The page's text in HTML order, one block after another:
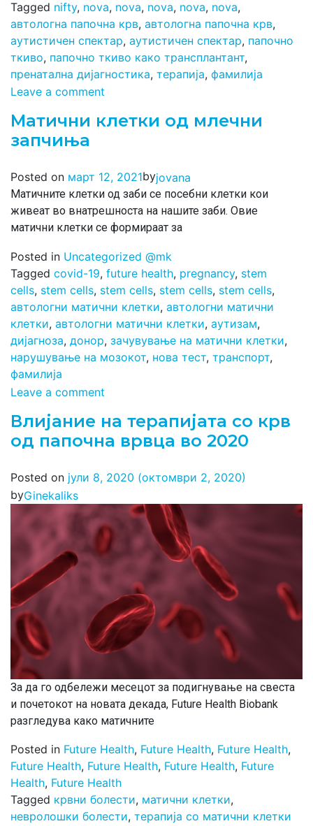
Tagged nifty, nova, nova, nova, nova, nova,
автологна папочна крв, автологна папочна крв,
аутистичен спектар, аутистичен спектар, папочно
ткиво, папочно ткиво како трансплантант,
пренатална дијагностика, терапија, фамилија
Leave a comment
Матични клетки од млечни
запчиња
Posted on март 12, 2021byjovana
Матичните клетки од заби се посебни клетки кои
живеат во внатрешноста на нашите заби. Овие
матични клетки се формираат за
Posted in Uncategorized @mk
Tagged covid-19, future health, pregnancy, stem
cells, stem cells, stem cells, stem cells, stem cells,
автологни матични клетки, автологни матични
клетки, автологни матични клетки, аутизам,
дијагноза, донор, зачувување на матични клетки,
нарушување на мозокот, нова тест, транспорт,
фамилија
Leave a comment
Влијание на терапијата со крв
од папочна врвца во 2020
Posted on јули 8, 2020 (октомври 2, 2020)
byGinekaliks
За да го одбележи месецот за подигнување на свеста
и почетокот на новата декада, Future Health Biobank
разгледува како матичните
Posted in Future Health, Future Health, Future Health,
Future Health, Future Health, Future Health, Future
Health, Future Health
Tagged крвни болести, матични клетки,
невролошки болести, терапија со матични клетки